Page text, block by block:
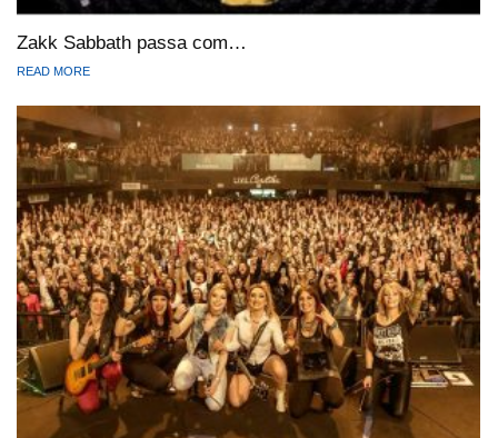
Zakk Sabbath passa com…
READ MORE